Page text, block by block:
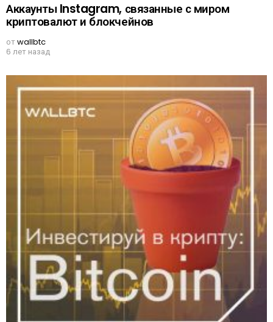
Аккаунты Instagram, связанные с миром
криптовалют и блокчейнов
отwallbtc
6 лет назад